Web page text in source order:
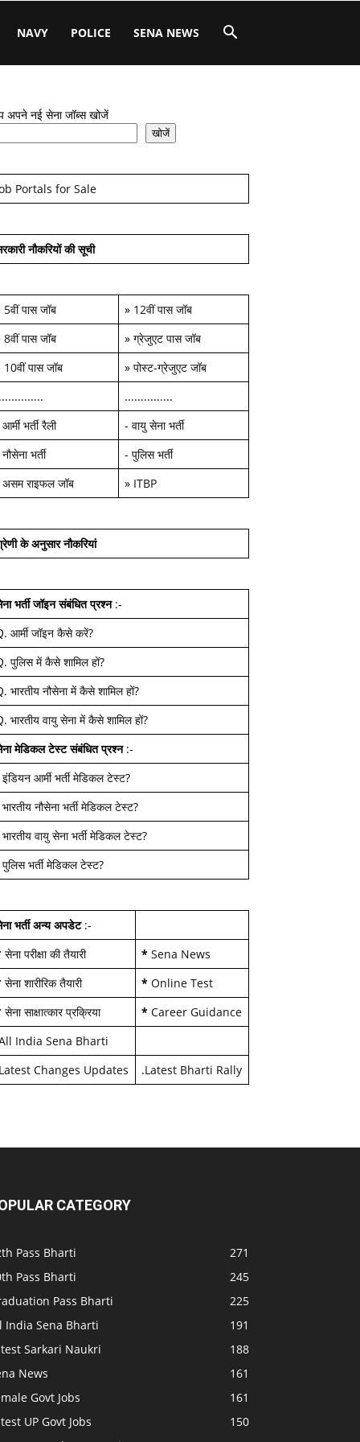
NAVY POLICE SENA NEWS
अपने नई सेना जॉब्स खोजें
खोजें
Portals for Sale
नौकरियों की सूची
5वीं पास जॉब » 12वीं पास जॉब
8वीं पास जॉब » ग्रेजुएट पास जॉब
10वीं पास जॉब » पोस्ट-ग्रेजुएट जॉब
...............
आर्मी भर्ती रैली - वायु सेना भर्ती
नौसेना भर्ती - पुलिस भर्ती
असम राइफल जॉब » ITBP
के अनुसार नौकरियां
भर्ती जॉइन संबंधित प्रश्न:-
आर्मी जॉइन कैसे करें?
पुलिस में कैसे शामिल हों?
भारतीय नौसेना में कैसे शामिल हों?
भारतीय वायु सेना में कैसे शामिल हों?
मेडिकल टेस्ट संबंधित प्रश्न:-
इंडियन आर्मी भर्ती मेडिकल टेस्ट?
भारतीय नौसेना भर्ती मेडिकल टेस्ट?
भारतीय वायु सेना भर्ती मेडिकल टेस्ट?
पुलिस भर्ती मेडिकल टेस्ट?
भर्ती अन्य अपडेट:-
सेना परीक्षा की तैयारी * Sena News
सेना शारीरिक तैयारी * Online Test
सेना साक्षात्कार प्रक्रिया * Career Guidance
India Sena Bharti
Latest Changes Updates .Latest Bharti Rally
CATEGORY
Pass Bharti
271
Pass Bharti
245
Pass Bharti
225
India Sena Bharti
191
Sarkari Naukri
188
News
161
Govt Jobs
161
UP Govt Jobs
150